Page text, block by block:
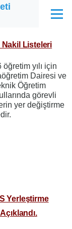
Menü
Nakil Listeleri
yılı için
Dairesi ve
Öğretim
görevli
yer değiştirme
Yerleştirme